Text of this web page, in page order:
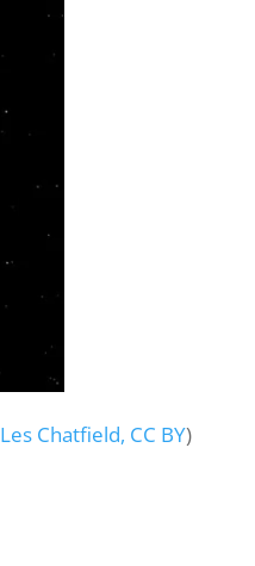
Les Chatfield, CC BY)